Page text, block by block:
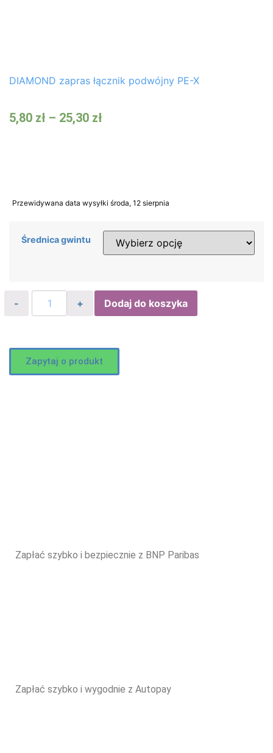
DIAMOND zapras łącznik podwójny PE-X
5,80 zł – 25,30 zł
Przewidywana data wysyłki środa, 12 sierpnia
Średnica gwintu
Dodaj do koszyka
Zapytaj o produkt
Zapłać szybko i bezpiecznie z BNP Paribas
Zapłać szybko i wygodnie z Autopay